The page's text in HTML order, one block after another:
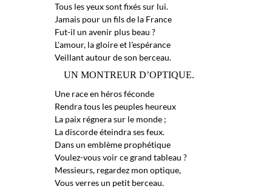
Tous les yeux sont fixés sur lui.
Jamais pour un fils de la France
Fut-il un avenir plus beau ?
L'amour, la gloire et l'espérance
Veillant autour de son berceau.
UN MONTREUR D’OPTIQUE.
Une race en héros féconde
Rendra tous les peuples heureux
La paix régnera sur le monde ;
La discorde éteindra ses feux.
Dans un emblème prophétique
Voulez-vous voir ce grand tableau ?
Messieurs, regardez mon optique,
Vous verres un petit berceau.